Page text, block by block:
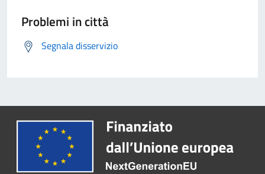
Problemi in città
Segnala disservizio